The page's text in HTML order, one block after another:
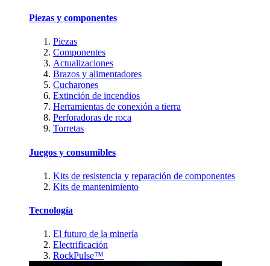
Piezas y componentes
Piezas
Componentes
Actualizaciones
Brazos y alimentadores
Cucharones
Extinción de incendios
Herramientas de conexión a tierra
Perforadoras de roca
Torretas
Juegos y consumibles
Kits de resistencia y reparación de componentes
Kits de mantenimiento
Tecnología
El futuro de la minería
Electrificación
RockPulse™